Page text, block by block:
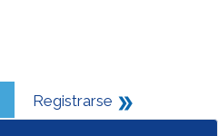
Registrarse